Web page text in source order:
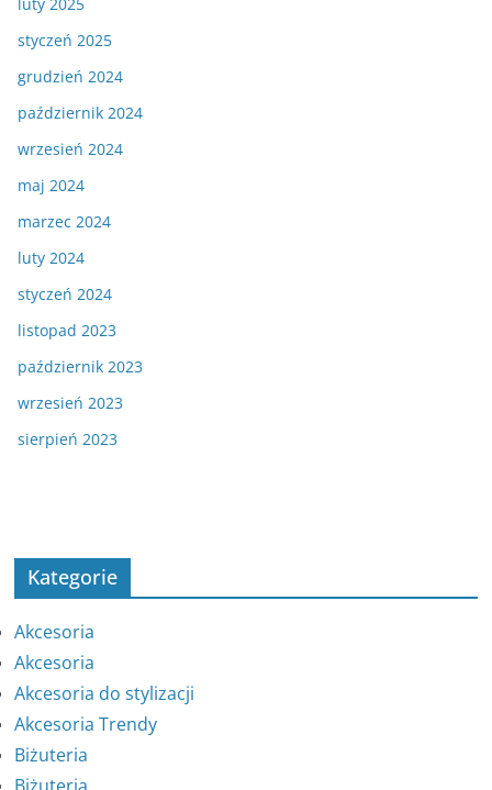
styczeń 2025
grudzień 2024
październik 2024
wrzesień 2024
maj 2024
marzec 2024
luty 2024
styczeń 2024
listopad 2023
październik 2023
wrzesień 2023
sierpień 2023
Kategorie
Akcesoria
Akcesoria
Akcesoria do stylizacji
Akcesoria Trendy
Biżuteria